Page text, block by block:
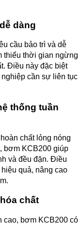
dàng
cầu bảo trì và dễ
thiểu thời gian ngừng
Điều này đặc biệt
cần sự liên tục
thống tuần
chất lỏng nóng
bơm KCB200 giúp
và đều đặn. Điều
quả, nâng cao
chất
cao, bơm KCB200 có